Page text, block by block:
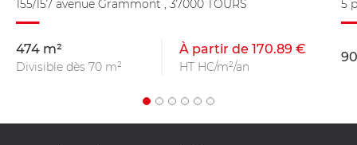
155/157 avenue Grammont , 37000 TOURS
474 m²
Divisible dès 70 m²
À partir de 170.89 €
HT HC/m²/an
5